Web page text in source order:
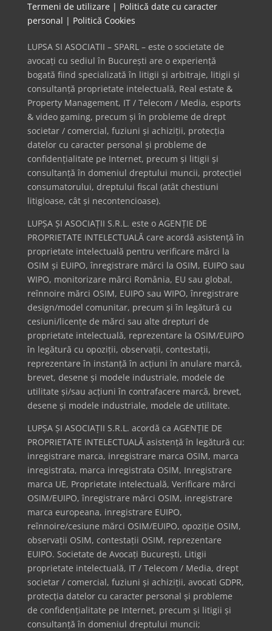
Termeni de utilizare | Politică date cu caracter
personal | Politică Cookies
LUPSA SI ASOCIATII – SPARL – este o societate de
avocați cu sediul în București are o experiență
bogată fiind specializată în litigii și arbitraje, litigii și
consultanță proprietate intelectuală, Real estate &
Property Management, IT / Telecom / Media, esports
& video gaming, precum și în probleme de drept
societar / comercial, fuziuni și achiziții, protecția
datelor cu caracter personal și probleme de
confidențialitate pe Internet, precum și litigii și
consultanță în domeniul dreptului muncii, protecției
consumatorului, dreptului fiscal (atât chestiuni
litigioase, cât și necontencioase).
LUPȘA ȘI ASOCIAȚII S.R.L. este o AGENȚIE DE
PROPRIETATE INTELECTUALĂ care acordă asistență în
proprietate intelectuală pentru verificare mărci la
OSIM și EUIPO, înregistrare mărci la OSIM, EUIPO sau
WIPO, monitorizare mărci România, EU sau global,
reînnoire mărci OSIM, EUIPO sau WIPO, înregistrare
design/model comunitar, precum și în legătură cu
cesiuni/licențe de mărci sau alte drepturi de
proprietate intelectuală, reprezentare la OSIM/EUIPO
în legătură cu opoziții, observații, contestații,
reprezentare în instanță în acțiuni în anulare marcă,
brevet, desene și modele industriale, modele de
utilitate și/sau acțiuni în contrafacere marcă, brevet,
desene și modele industriale, modele de utilitate.
LUPȘA ȘI ASOCIAȚII S.R.L. acordă ca AGENȚIE DE
PROPRIETATE INTELECTUALĂ asistență în legătură cu:
inregistrare marca, inregistrare marca OSIM, marca
inregistrata, marca inregistrata OSIM, Inregistrare
marca UE, Proprietate intelectuală, Verificare mărci
OSIM/EUIPO, înregistrare mărci OSIM, inregistrare
marca europeana, inregistrare EUIPO,
reînnoire/cesiune mărci OSIM/EUIPO, opoziție OSIM,
observații OSIM, contestații OSIM, reprezentare
EUIPO. Societate de Avocați București, Litigii
proprietate intelectuală, IT / Telecom / Media, drept
societar / comercial, fuziuni și achiziții, avocati GDPR,
protecția datelor cu caracter personal și probleme
de confidențialitate pe Internet, precum și litigii și
consultanță în domeniul dreptului muncii;